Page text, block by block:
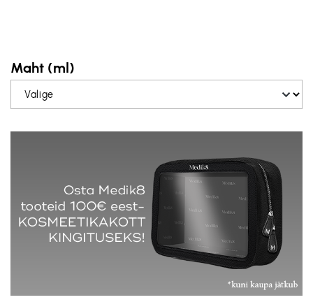
Maht (ml)